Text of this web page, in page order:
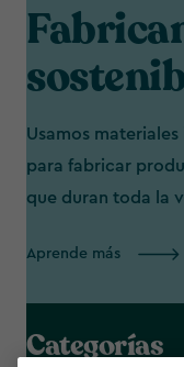
Usamos
para fabricar
que duran toda la
Aprende más
Categorías